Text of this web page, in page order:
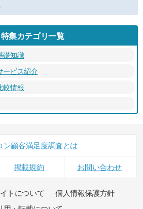
特集カテゴリ一覧
礎知識
ービス紹介
較情報
ン顧客満足度調査とは
掲載規約 お問い合わせ
トについて
個人情報保護方針